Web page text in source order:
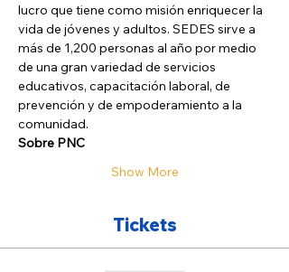
lucro que tiene como misión enriquecer la
vida de jóvenes y adultos. SEDES sirve a
más de 1,200 personas al año por medio
de una gran variedad de servicios
educativos, capacitación laboral, de
prevención y de empoderamiento a la
comunidad.
Sobre PNC
Show More
Tickets